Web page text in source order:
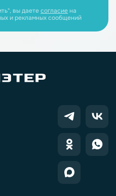
вы даетесогласиена
и рекламных сообщений